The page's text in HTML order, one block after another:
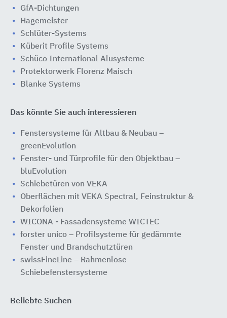
GfA-Dichtungen
Hagemeister
Schlüter-Systems
Küberit Profile Systems
Schüco International Alusysteme
Protektorwerk Florenz Maisch
Blanke Systems
Das könnte Sie auch interessieren
Fenstersysteme für Altbau & Neubau –
greenEvolution
Fenster- und Türprofile für den Objektbau –
bluEvolution
Schiebetüren von VEKA
Oberflächen mit VEKA Spectral, Feinstruktur &
Dekorfolien
WICONA - Fassadensysteme WICTEC
forster unico – Profilsysteme für gedämmte
Fenster und Brandschutztüren
swissFineLine – Rahmenlose
Schiebefenstersysteme
Beliebte Suchen